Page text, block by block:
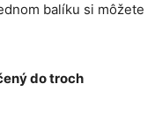
balíku si môžete
do troch